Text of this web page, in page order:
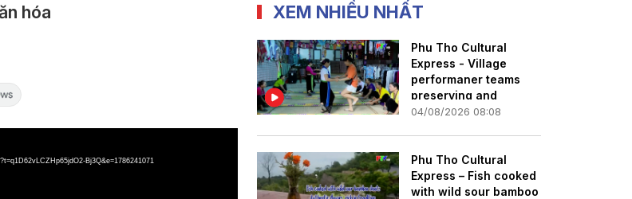
hóa
Bj3Q&e=1786241071
XEM NHIỀU NHẤT
Phu Tho Cultural
Express - Village
performaner teams
preserving and
promoting heritage
04/08/2026 08:08
Phu Tho Cultural
Express – Fish cooked
with wild sour bamboo